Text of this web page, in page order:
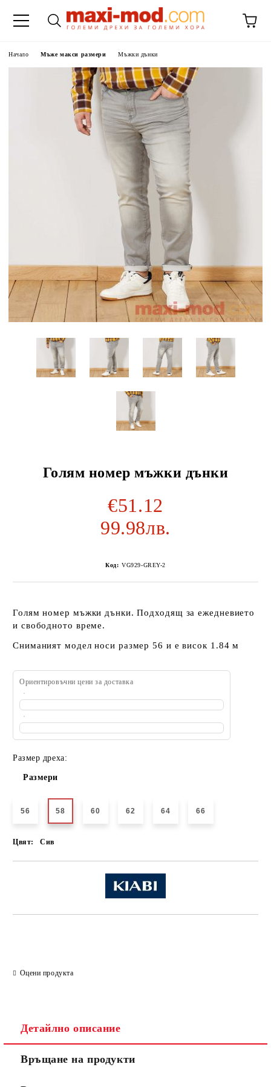
Начало Мъже макси размери Мъжки дънки
Голям номер мъжки дънки
€51.12
99.98лв.
Код: VG929-GREY-2
Голям номер мъжки дънки. Подходящ за ежедневието
и свободното време.
Сниманият модел носи размер 56 и е висок 1.84 м
Ориентировъчни цени за доставка
Размер дреха:
Размери
56 58 60 62 64 66
Цвят: Сив
Оцени продукта
Детайлно описание
Връщане на продукти